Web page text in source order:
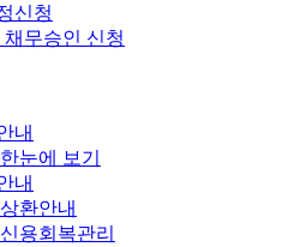
신청
무승인 신청
내
눈에 보기
내
환안내
용회복관리